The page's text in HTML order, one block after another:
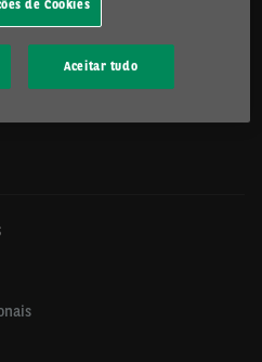
de Cookies
Aceitar tudo